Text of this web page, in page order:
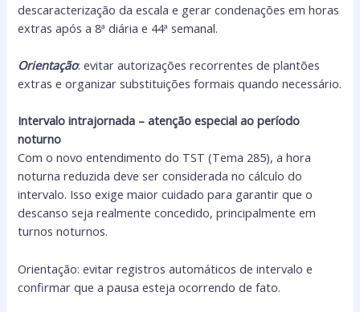
descaracterização da escala e gerar condenações em horas
extras após a 8ª diária e 44ª semanal.
Orientação: evitar autorizações recorrentes de plantões
extras e organizar substituições formais quando necessário.
Intervalo intrajornada – atenção especial ao período
noturno
Com o novo entendimento do TST (Tema 285), a hora
noturna reduzida deve ser considerada no cálculo do
intervalo. Isso exige maior cuidado para garantir que o
descanso seja realmente concedido, principalmente em
turnos noturnos.
Orientação: evitar registros automáticos de intervalo e
confirmar que a pausa esteja ocorrendo de fato.